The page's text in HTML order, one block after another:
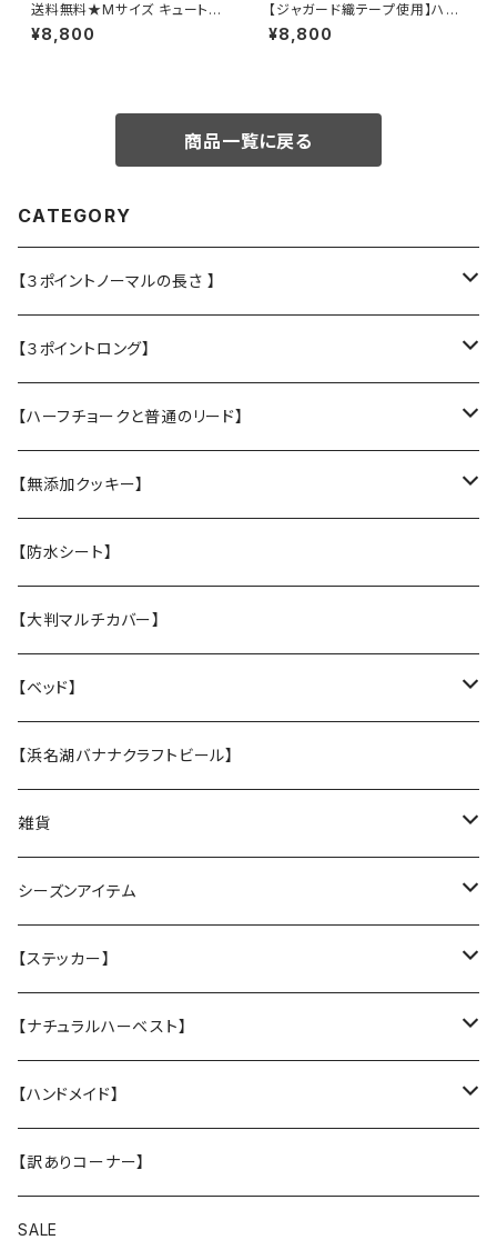
送料無料★Mサイズ キュートオ
レンジ 中型犬用 ハーフチョーク
カラーとリードのセット
¥8,800
【ジャガード織テープ使用】ハー
フチョークカラーとリードのセッ
ト 料無料★Mサイズ 青い花柄
¥8,800
商品一覧に戻る
CATEGORY
【３ポイントノーマルの長さ 】
・L大型犬用★Police Lead
・M中型犬用 高さある子
【張替え】布部分を新品に交換
【３ポイントロング】
・L大型犬 走る・登る・アクティブ系
・M 中型犬用 コーギー・ボーダー・柴犬
・S 小型犬用 小さい子はこちら
・【張替え】布部分を新品に交換
【ハーフチョークと普通のリード】
・【L】レトリバーサイズ（横幅2.5cm）
・【M】中型犬サイズ(横幅2cm）
・【S】 小型犬サイズ（横幅1,5cm）
・【張替え】布部分を新品に交換
【無添加クッキー】
うちの子オリジナル
お悔やみクッキー
ホリデークッキー
【防水シート】
【大判マルチカバー】
【ベッド】
★なみなみウレタンのオーソペディックカドラー
丈夫なツイル地カバー
防水カバー
XLサイズ
★ふわふわラウンドベッド
丈夫なツイル地カバー
厚手キルティングツイル地カバー
★中身とカバーのセット
★カバー単品
★中身のウレタン
【浜名湖バナナクラフトビール】
雑貨
クリスマスグリーティングカード
Tuffy
サンシェード
ヴィンテージガラスシェード
シーズンアイテム
レインコート
クリスマスプレゼントに
ドッグウエア
【ステッカー】
名入れカッティングシール
ステッカー
【ナチュラルハーベスト】
レジームチキン
レジームラム
メンテナンスラム（大粒 小粒）
【ハンドメイド】
小物
スマホショルダー
【訳ありコーナー】
SALE